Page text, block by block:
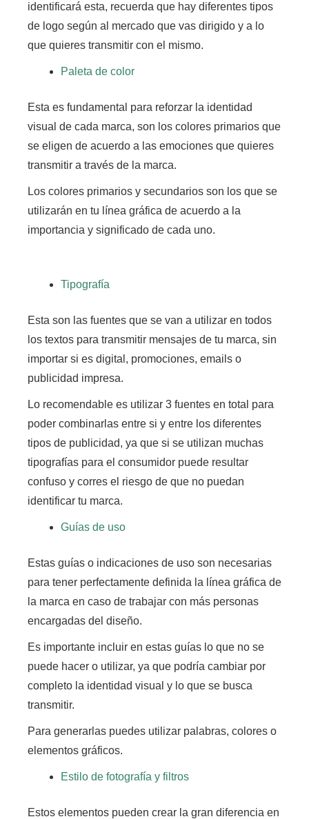
identificará esta, recuerda que hay diferentes tipos
de logo según al mercado que vas dirigido y a lo
que quieres transmitir con el mismo.
Paleta de color
Esta es fundamental para reforzar la identidad
visual de cada marca, son los colores primarios que
se eligen de acuerdo a las emociones que quieres
transmitir a través de la marca.
Los colores primarios y secundarios son los que se
utilizarán en tu línea gráfica de acuerdo a la
importancia y significado de cada uno.
Tipografía
Esta son las fuentes que se van a utilizar en todos
los textos para transmitir mensajes de tu marca, sin
importar si es digital, promociones, emails o
publicidad impresa.
Lo recomendable es utilizar 3 fuentes en total para
poder combinarlas entre si y entre los diferentes
tipos de publicidad, ya que si se utilizan muchas
tipografías para el consumidor puede resultar
confuso y corres el riesgo de que no puedan
identificar tu marca.
Guías de uso
Estas guías o indicaciones de uso son necesarias
para tener perfectamente definida la línea gráfica de
la marca en caso de trabajar con más personas
encargadas del diseño.
Es importante incluir en estas guías lo que no se
puede hacer o utilizar, ya que podría cambiar por
completo la identidad visual y lo que se busca
transmitir.
Para generarlas puedes utilizar palabras, colores o
elementos gráficos.
Estilo de fotografía y filtros
Estos elementos pueden crear la gran diferencia en